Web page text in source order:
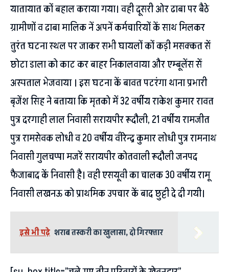
यातायात कों बहाल कराया गया। वही दूसरी ओर ढाबा पर बैठे
ग्रामीणों व ढाबा मालिक नें अपनें कर्मचारियों कें साथ मिलकर
तुरंत घटना स्थल पर जाकर सभी घायलों कों कड़ी मसक्कत सें
छोटा डाला को काट कर बाहर निकालवाया और एम्बूलेंस सें
अस्पताल भेजवाया । इस घटना कें बावत पटरंगा थाना प्रभारी
बृजेंश सिह ने बताया कि मृतको में 32 वर्षीय राकेश कुमार रावत
पुत्र दरगाही लाल निवासी सरायपीर रूदौली, 21 वर्षीय रामजीत
पुत्र रामसेवक लोधी व 20 वर्षीय वीरेन्द्र कुमार लोधी पुत्र रामनाथ
निवासी गुलचप्पा मजरें सरायपीर कोतवाली रूदौली जनपद
फैजाबाद कें निवासी है। वही एसयूवी का चालक 30 वर्षीय रामू
निवासी लखनऊ को प्राथमिक उपचार कें बाद छुट्टी दे दी गयी।
इसे भी पढ़े शराब तस्करी का खुलासा, दो गिरफ्तार